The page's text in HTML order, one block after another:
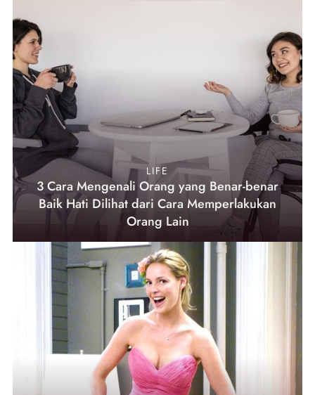
LIFE
3 Cara Mengenali Orang yang Benar-benar
Baik Hati Dilihat dari Cara Memperlakukan
Orang Lain